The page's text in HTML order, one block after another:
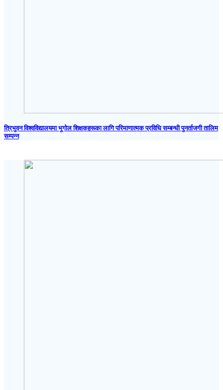
त्रिभुवन विश्वविद्यालयमा भूगोल शिक्षकहरूका लागि परिमाणात्मक प्रविधि सम्बन्धी पुनर्ताजगी तालिम
सम्पन्न